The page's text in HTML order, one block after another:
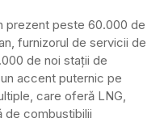
prezent peste 60.000 de
furnizorul de servicii de
de noi stații de
accent puternic pe
care oferă LNG,
de combustibilii